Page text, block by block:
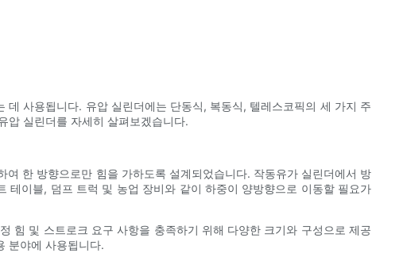
사용됩니다. 유압 실린더에는 단동식, 복동식, 텔레스코픽의 세 가지 주
압 실린더를 자세히 살펴보겠습니다.
한 방향으로만 힘을 가하도록 설계되었습니다. 작동유가 실린더에서 방
이블, 덤프 트럭 및 농업 장비와 같이 하중이 양방향으로 이동할 필요가
힘 및 스트로크 요구 사항을 충족하기 위해 다양한 크기와 구성으로 제공
분야에 사용됩니다.